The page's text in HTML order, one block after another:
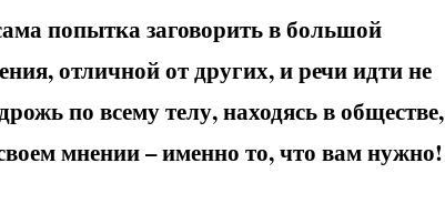
попытка заговорить в большой
отличной от других, и речи идти не
по всему телу, находясь в обществе,
мнении – именно то, что вам нужно!